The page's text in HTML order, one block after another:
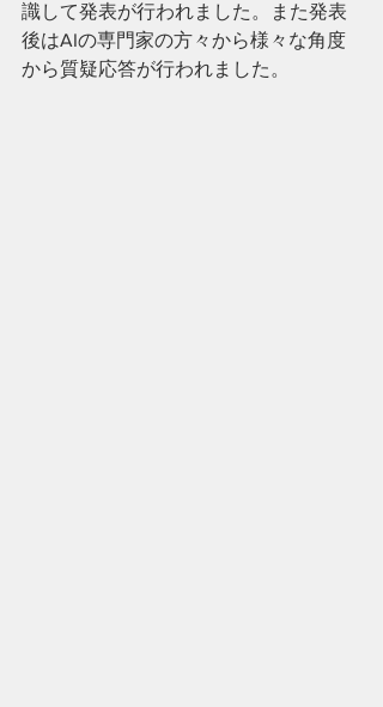
識して発表が行われました。また発表
後はAIの専門家の方々から様々な角度
から質疑応答が行われました。